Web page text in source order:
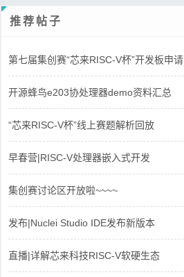
推荐帖子
第七届集创赛“芯来RISC-V杯”开发板申请
开源蜂鸟e203协处理器demo资料汇总
“芯来RISC-V杯”线上赛题解析回放
早春营|RISC-V处理器嵌入式开发
集创赛讨论区开放啦~~~~
发布|Nuclei Studio IDE发布新版本
直播|详解芯来科技RISC-V软硬生态